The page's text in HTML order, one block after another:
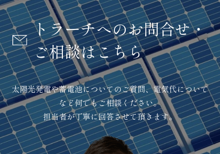
トラーチへのお問合せ・
ご相談はこちら
太陽光発電や蓄電池についてのご質問、電気代について
など何でもご相談ください。
担当者が丁寧に回答させて頂きます。